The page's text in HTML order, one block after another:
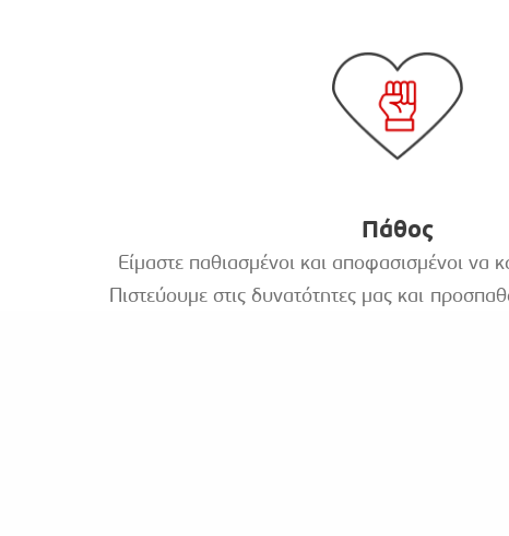
Πάθος
Είμαστε παθιασμένοι και αποφασισμένοι να
Πιστεύουμε στις δυνατότητες μας και